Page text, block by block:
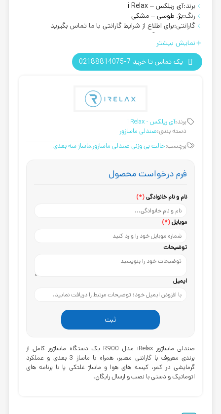
برند:آی ریلکس – i Relax
رنگ:بژ, طوسی – مشکی
گارانتی:برای اطلاع از شرایط گارانتی با ما تماس بگیرید
رایگان
نمایش بیشتر
یک تماس تا خرید 7-02188814075
برند:آی ریلکس - i Relax
دسته بندی:صندلی ماساژور
برچسب:حالت بی وزنی صندلی ماساژور,ماساژ سه بعدی
فرم درخواست محصول
نام و نام خانوادگی(*)
موبایل(*)
توضیحات
ایمیل
ثبت
صندلی ماساژور iRelax
مدل R900 یک دستگاه ماساژور کامل از
برندی معروف با گارانتی معتبر، همراه با ماساژ 3 بعدی و عملکرد
گرمایشی در کمر، کیسه های هوا و ماساژ غلتکی پا با برنامه های
اتوماتیک و دستی با نصب و ارسال رایگان.